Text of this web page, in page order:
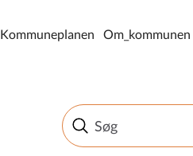
da
kl-GL
Kommuneplanen Om_kommunen